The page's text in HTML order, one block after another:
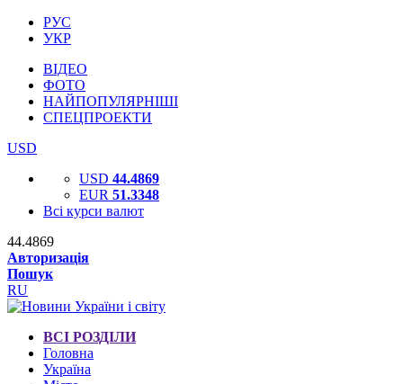
РУС
УКР
ВІДЕО
ФОТО
НАЙПОПУЛЯРНІШІ
СПЕЦПРОЕКТИ
USD
USD 44.4869
EUR 51.3348
Всі курси валют
44.4869
Авторизація
Пошук
RU
ВСІ РОЗДІЛИ
Головна
Україна